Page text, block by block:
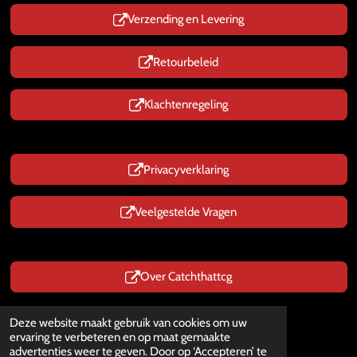
Deze website maakt gebruik van cookies om uw
ervaring te verbeteren en op maat gemaakte
advertenties weer te geven. Door op ‘Accepteren’ te
Verzending en Levering
Retourbeleid
Klachtenregeling
Privacyverklaring
Veelgestelde Vragen
Over Catchthattcg
© 2025 - 2026 CatchThatTcg.nl
Powered by JouwWeb